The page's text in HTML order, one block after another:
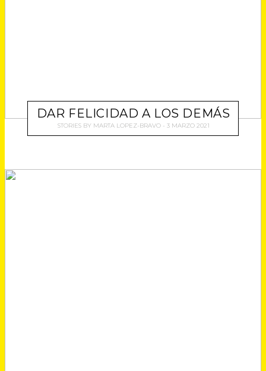
DAR FELICIDAD A LOS DEMÁS
STORIESBY MARTA LOPEZ-BRAVO 3 MARZO 2021